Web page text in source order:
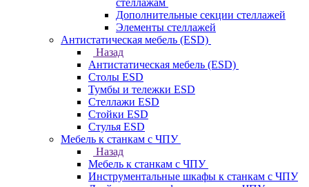
стеллажам
Дополнительные секции стеллажей
Элементы стеллажей
Антистатическая мебель (ESD)
Назад
Антистатическая мебель (ESD)
Столы ESD
Тумбы и тележки ESD
Стеллажи ESD
Стойки ESD
Стулья ESD
Мебель к станкам с ЧПУ
Назад
Мебель к станкам с ЧПУ
Инструментальные шкафы к станкам с ЧПУ